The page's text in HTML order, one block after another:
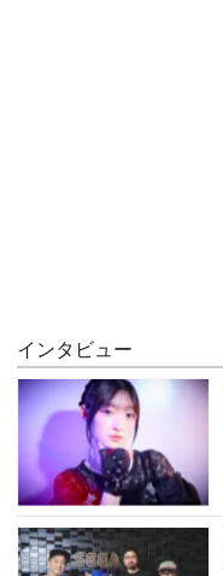
インタビュー